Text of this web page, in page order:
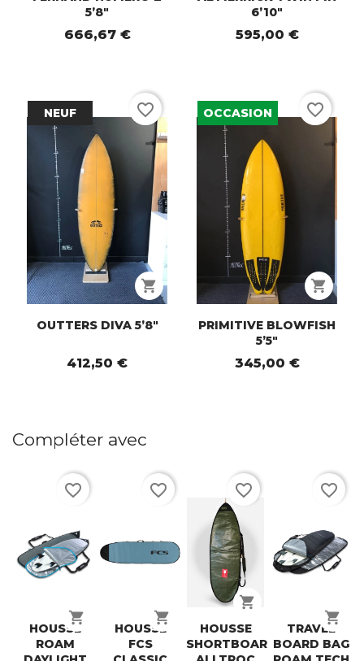
5’8"
666,67 €
6’10"
595,00 €
shopping_cart
OUTTERS DIVA 5’8"
412,50 €
NEUF favorite_border
shopping_cart
PRIMITIVE BLOWFISH
5’5"
345,00 €
OCCASION favorite_border
Compléter avec
shopping_cart
HOUSSE
ROAM
favorite_border
shopping_cart
HOUSSE
FCS
favorite_border
shopping_cart
HOUSSE
SHORTBOARD
favorite_border
shopping_cart
TRAVEL
BOARD BAG
favorite_border